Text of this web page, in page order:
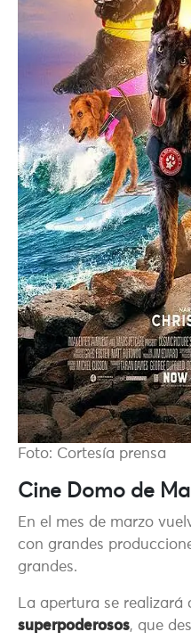
Foto: Cortesía prensa
Cine Domo de
En el mes de marzo
con grandes
grandes.
La apertura se realizará
superpoderosos, que